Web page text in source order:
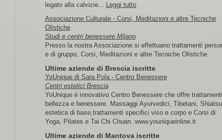
legato alla calvizie... Leggi tutto
Associazione Culturale - Corsi, Meditazioni e altre Tecniche
Olistiche
Studi e centri benessere Milano
Presso la nostra Associazione si effettuano trattamenti
e di gruppo, Corsi, Meditazioni e altre Tecniche Olistiche.
Ultime aziende di Brescia iscritte
YoUnique di Sara Pola - Centro Benessere
Centri estetici Brescia
YoUnique è innovativo Centro Benessere che offre
bellezza e benessere. Massaggi Ayurvedici, Tibetani,
estetica di base,trattamenti specifici viso e corpo e Corsi di
Yoga, Pilates e Tai Chi Chuan. www.youniqueinline.it
Ultime aziende di Mantova iscritte